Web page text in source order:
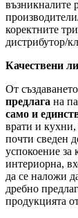
възникналите
коректните
дистрибутор/
Качествени
От
предлага на
само и
врати и
почти сведен
успокоение за
интериорна,
да се наложи
дребно
продукцията